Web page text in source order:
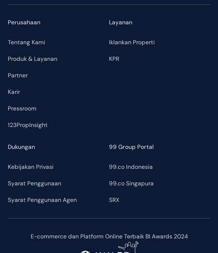
E-commerce dan Platform Online Terbaik BI Awards 2024
Perusahaan
Tentang Kami
Produk & Layanan
Partner
Karir
Pressroom
123PropInsight
Layanan
Iklankan Properti
KPR
Dukungan
Kebijakan Privasi
Syarat Penggunaan
Syarat Penggunaan Agen
99 Group Portal
99.co Indonesia
99.co Singapura
SRX